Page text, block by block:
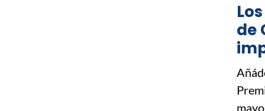
de